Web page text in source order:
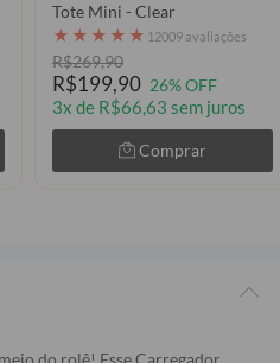
Tote Mini - Clear
★ ★ ★ ★ ★ 12009 avaliações
R$269,90
R$199,90 26% OFF
3x de R$66,63 sem juros
Comprar
do rolê! Esse Carregador